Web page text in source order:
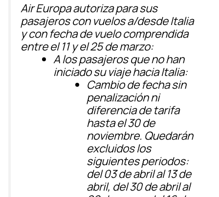
Air Europa autoriza para sus
pasajeros con vuelos a/desde Italia
y confecha de vuelo comprendida
entre el 11 y el 25 de marzo:
A lospasajeros que no han
iniciado su viajehacia Italia:
Cambio de fecha sin
penalización ni
diferencia de tarifa
hasta el 30 de
noviembre. Quedarán
excluidos los
siguientes periodos:
del 03 de abril al 13 de
abril, del 30 de abril al